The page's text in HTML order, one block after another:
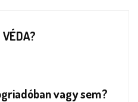
vagy sem?